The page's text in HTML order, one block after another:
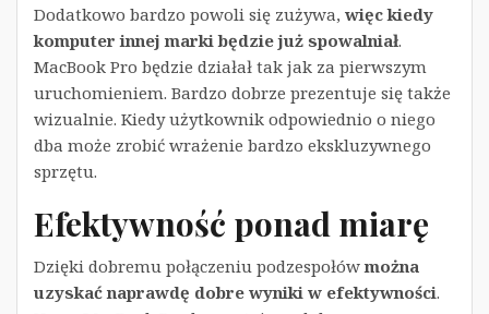
Dodatkowo bardzo powoli się zużywa, więc kiedy
komputer innej marki będzie już spowalniał.
MacBook Pro będzie działał tak jak za pierwszym
uruchomieniem. Bardzo dobrze prezentuje się także
wizualnie. Kiedy użytkownik odpowiednio o niego
dba może zrobić wrażenie bardzo ekskluzywnego
sprzętu.
Efektywność ponad miarę
Dzięki dobremu połączeniu podzespołówmożna
uzyskać naprawdę dobre wyniki w efektywności.